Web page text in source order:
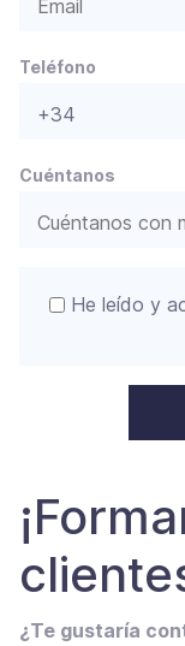
Teléfono
Cuéntanos
He leído y
¿Te gustaría